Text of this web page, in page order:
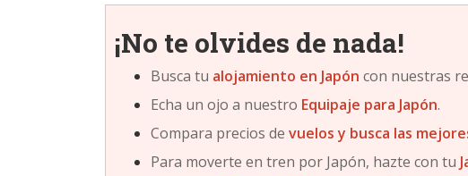
¡No te olvides de nada!
Busca tu alojamiento en Japón con nuestras
Echa un ojo a nuestro Equipaje para Japón.
Compara precios de vuelos y busca las
Para moverte en tren por Japón, hazte con tu